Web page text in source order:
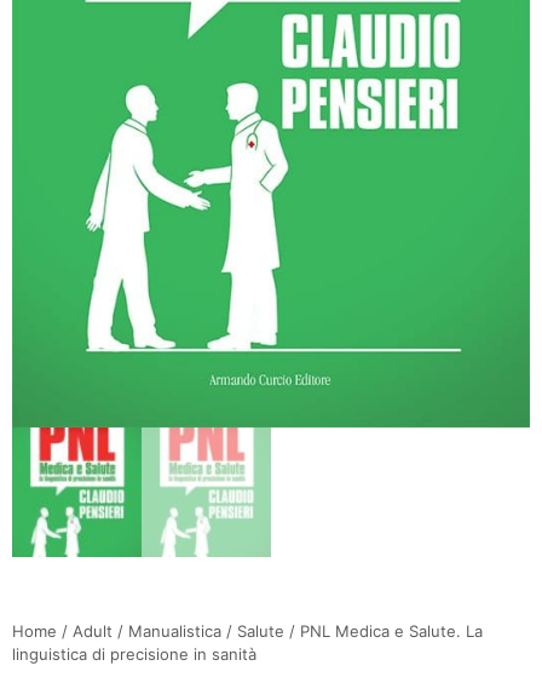
Home / Adult / Manualistica / Salute / PNL Medica e Salute. La
linguistica di precisione in sanità